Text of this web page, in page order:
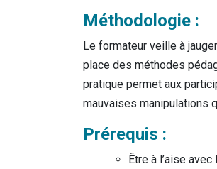
Méthodologie :
Le formateur veille à
place des méthodes
pratique permet aux
mauvaises manipulations
Prérequis :
Être à l’aise avec